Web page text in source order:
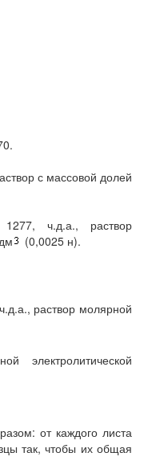
с массовой долей
ч.д.а., раствор
(0,0025 н).
раствор молярной
электролитической
от каждого листа
так, чтобы их общая